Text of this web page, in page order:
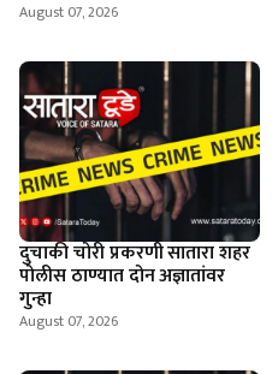
August 07, 2026
दुचाकी चोरी प्रकरणी सातारा शहर
पोलीस ठाण्यात दोन अज्ञातांवर
गुन्हा
August 07, 2026